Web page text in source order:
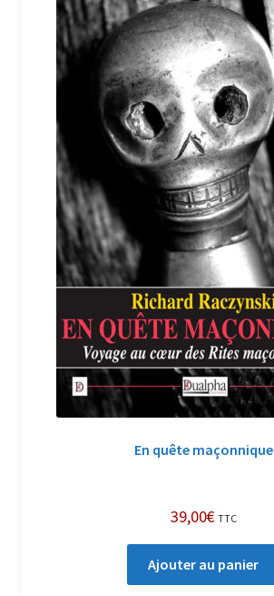
Livres de Peter Randa
Livres de Philippe Randa
Login Customizer
Newsletter
Nous Contacter
Panier
Politique de confidentialité et cookies
Qui sommes-nous ?
Soutien à Philippe Randa
Suivi de la Commande
En quête maçonnique
39,00€ TTC
Ajouter au panier